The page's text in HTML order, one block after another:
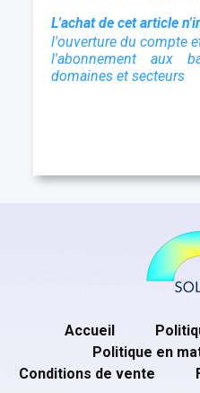
L'achat de cet article
l'ouverture du compte
l'abonnement aux
domaines et secteurs
Accueil
Politique en
Conditions de vente